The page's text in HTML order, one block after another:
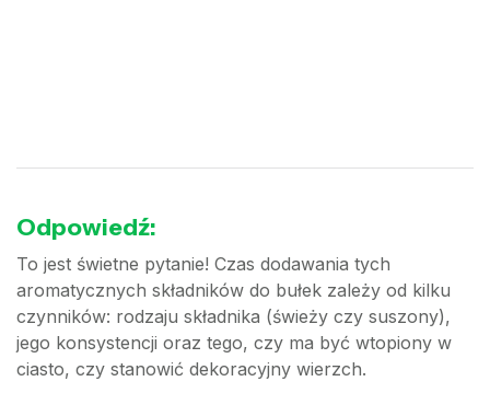
Odpowiedź:
To jest świetne pytanie! Czas dodawania tych
aromatycznych składników do bułek zależy od kilku
czynników: rodzaju składnika (świeży czy suszony),
jego konsystencji oraz tego, czy ma być wtopiony w
ciasto, czy stanowić dekoracyjny wierzch.